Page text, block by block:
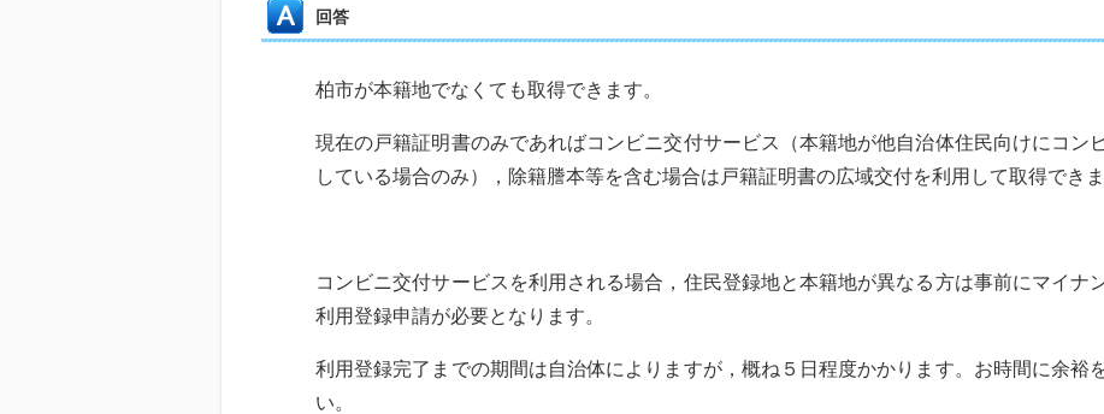
回答
柏市が本籍地でなくても取得できます。
現在の戸籍証明書のみであればコンビニ交付サービス（本籍地が他自治体住民向けにコン
している場合のみ），除籍謄本等を含む場合は戸籍証明書の広域交付を利用して取得できま
コンビニ交付サービスを利用される場合，住民登録地と本籍地が異なる方は事前にマイナ
利用登録申請が必要となります。
利用登録完了までの期間は自治体によりますが，概ね５日程度かかります。お時間に余裕
い。